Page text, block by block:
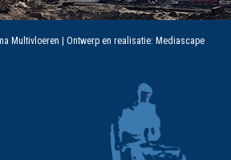
Multivloeren | Ontwerp en realisatie: Mediascape